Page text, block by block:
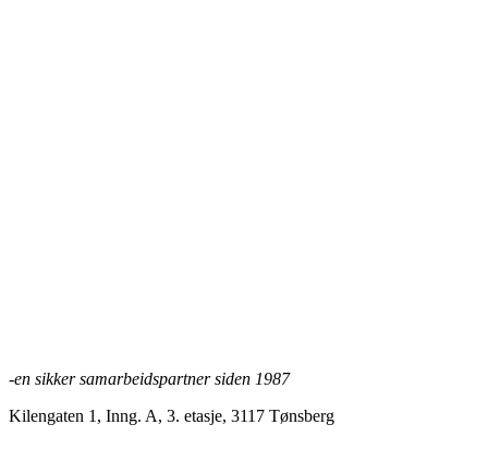
-en sikker samarbeidspartner siden 1987
Kilengaten 1, Inng. A, 3. etasje, 3117 Tønsberg